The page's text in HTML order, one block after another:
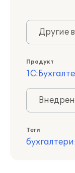
Другие
Продукт
Теги